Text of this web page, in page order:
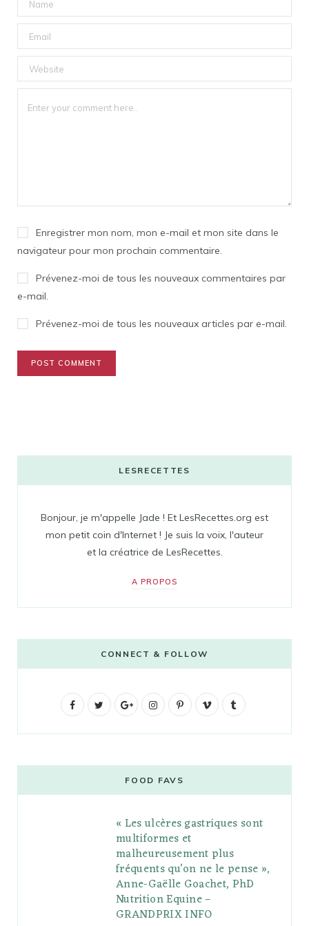
Enregistrer mon nom, mon e-mail et mon site dans le
navigateur pour mon prochain commentaire.
Prévenez-moi de tous les nouveaux commentaires par
e-mail.
Prévenez-moi de tous les nouveaux articles par e-mail.
LESRECETTES
Bonjour, je m'appelle Jade ! Et LesRecettes.org est
mon petit coin d'Internet ! Je suis la voix, l'auteur
et la créatrice de LesRecettes.
A PROPOS
CONNECT & FOLLOW
F
b
t
G
g
l
e
P
l
s
I
t
a
g
r
a
m
P
e
r
e
s
V
o
l
r
FOOD FAVS
« Les ulcères gastriques sont
multiformes et
malheureusement plus
fréquents qu’on ne le pense »,
Anne-Gaëlle Goachet, PhD
Nutrition Equine –
GRANDPRIX INFO